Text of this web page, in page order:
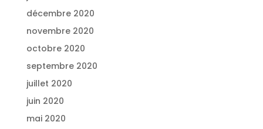
décembre 2020
novembre 2020
octobre 2020
septembre 2020
juillet 2020
juin 2020
mai 2020